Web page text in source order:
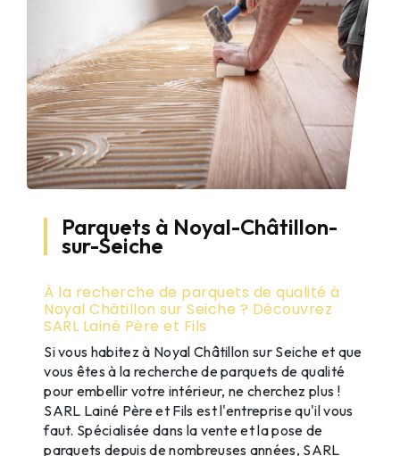
Parquets à Noyal-Châtillon-
sur-Seiche
À la recherche de parquets de qualité à
Noyal Châtillon sur Seiche ? Découvrez
SARL Lainé Père et Fils
Si vous habitez à Noyal Châtillon sur Seiche et que
vous êtes à la recherche de parquets de qualité
pour embellir votre intérieur, ne cherchez plus !
SARL Lainé Père et Fils est l'entreprise qu'il vous
faut. Spécialisée dans la vente et la pose de
parquets depuis de nombreuses années, SARL